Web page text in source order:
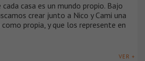
casa es un mundo propio. Bajo
crear junto a Nico y Cami una
propia, y que los represente en
VER +